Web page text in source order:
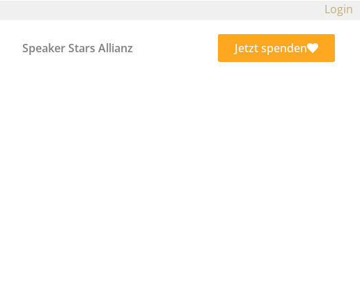
Login
Speaker Stars Allianz Jetzt spenden